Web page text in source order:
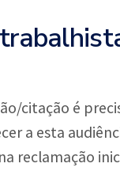
citação é
a esta
reclamação